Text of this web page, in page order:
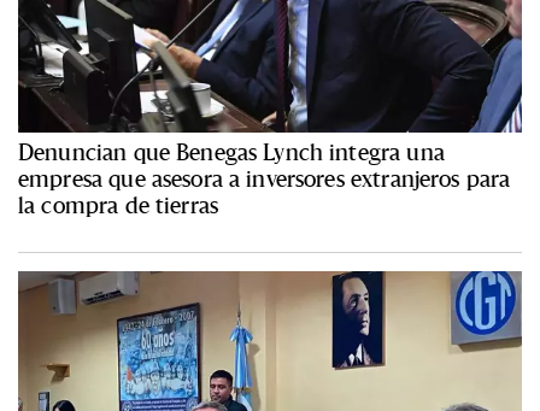
Denuncian que Benegas Lynch integra una
empresa que asesora a inversores extranjeros para
la compra de tierras